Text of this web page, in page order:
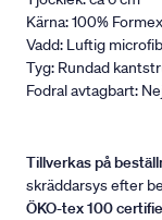
Kärna: 100%
Vadd: Luftig
Tyg: Rundad
Fodral avtagbart:
Tillverkas på
skräddarsys efter
ÖKO-tex 100